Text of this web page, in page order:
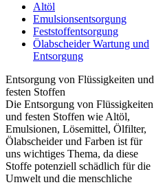
Altöl
Emulsionsentsorgung
Feststoffentsorgung
Ölabscheider Wartung und
Entsorgung
Entsorgung von Flüssigkeiten und
festen Stoffen
Die Entsorgung von Flüssigkeiten
und festen Stoffen wie Altöl,
Emulsionen, Lösemittel, Ölfilter,
Ölabscheider und Farben ist für
uns wichtiges Thema, da diese
Stoffe potenziell schädlich für die
Umwelt und die menschliche